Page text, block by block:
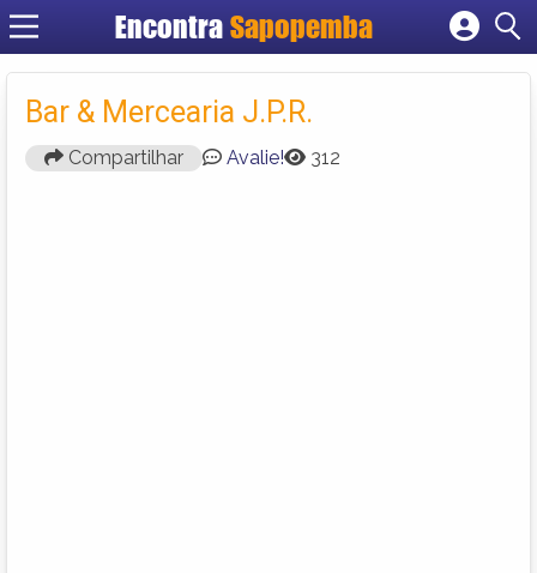
Encontra Sapopemba
Cadastrar empresa
Criar conta
Bar & Mercearia J.P.R.
Compartilhar Avalie! 312